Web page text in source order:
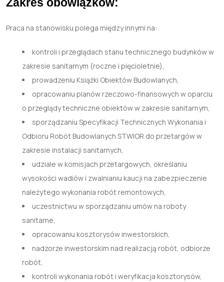
Zakres obowiązków:
Praca na stanowisku polega między innymi na:
kontroli i przeglądach stanu technicznego budynków w
zakresie sanitarnym (roczne i pięcioletnie),
prowadzeniu Książki Obiektów Budowlanych,
opracowaniu planów rzeczowo-finansowych w oparciu
o przeglądy techniczne obiektów w zakresie sanitarnym,
sporządzaniu Specyfikacji Technicznych Wykonania i
Odbioru Robót Budowlanych STWIOR do przetargów w
zakresie instalacji sanitarnych,
udziale w komisjach przetargowych, określaniu
wysokości wadiów i zwalnianiu kaucji na zabezpieczenie
należytego wykonania robót remontowych,
uczestnictwu w sporządzaniu umów na roboty
sanitarne,
opracowaniu kosztorysów inwestorskich,
nadzorze inwestorskim nad realizacją robót, odbiorze
robót,
kontroli wykonania robót i weryfikacja kosztorysów,